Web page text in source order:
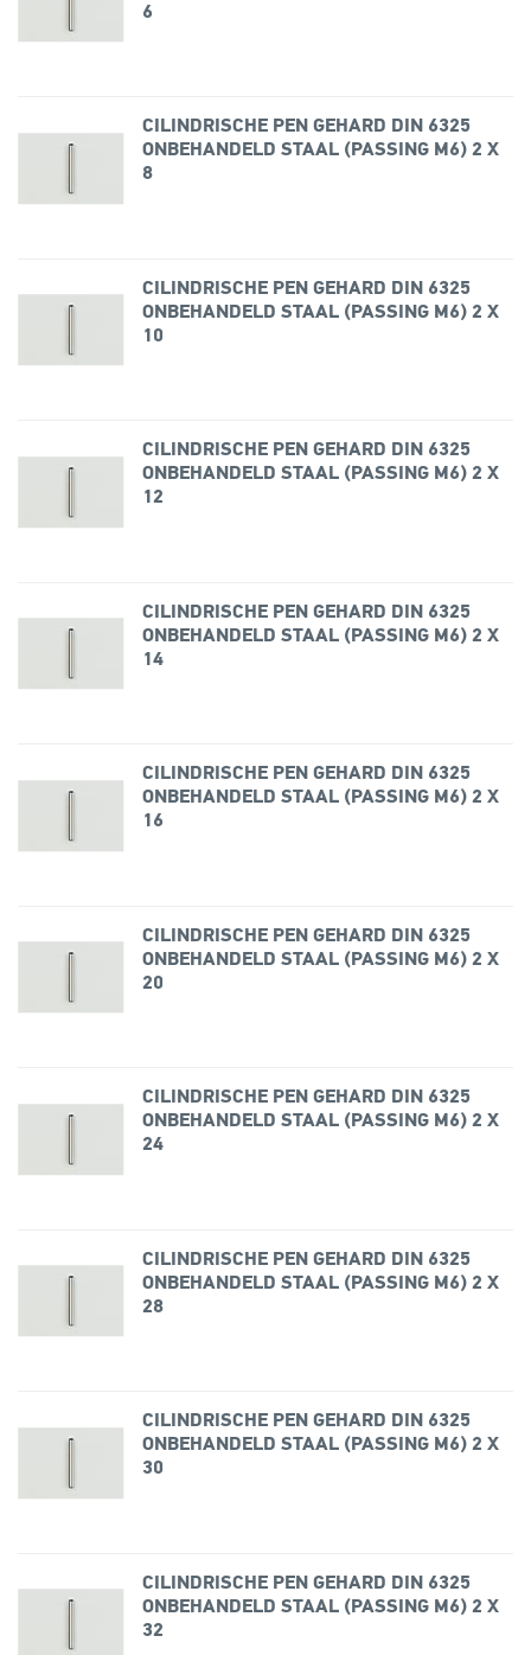
6
CILINDRISCHE PEN GEHARD DIN 6325
ONBEHANDELD STAAL (PASSING M6) 2 X
8
CILINDRISCHE PEN GEHARD DIN 6325
ONBEHANDELD STAAL (PASSING M6) 2 X
10
CILINDRISCHE PEN GEHARD DIN 6325
ONBEHANDELD STAAL (PASSING M6) 2 X
12
CILINDRISCHE PEN GEHARD DIN 6325
ONBEHANDELD STAAL (PASSING M6) 2 X
14
CILINDRISCHE PEN GEHARD DIN 6325
ONBEHANDELD STAAL (PASSING M6) 2 X
16
CILINDRISCHE PEN GEHARD DIN 6325
ONBEHANDELD STAAL (PASSING M6) 2 X
20
CILINDRISCHE PEN GEHARD DIN 6325
ONBEHANDELD STAAL (PASSING M6) 2 X
24
CILINDRISCHE PEN GEHARD DIN 6325
ONBEHANDELD STAAL (PASSING M6) 2 X
28
CILINDRISCHE PEN GEHARD DIN 6325
ONBEHANDELD STAAL (PASSING M6) 2 X
30
CILINDRISCHE PEN GEHARD DIN 6325
ONBEHANDELD STAAL (PASSING M6) 2 X
32